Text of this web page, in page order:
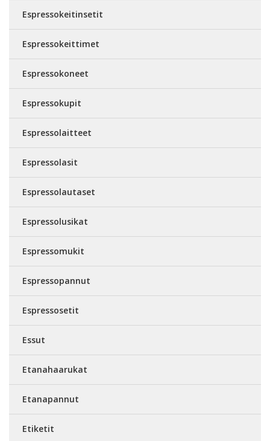
Espressokeitinsetit
Espressokeittimet
Espressokoneet
Espressokupit
Espressolaitteet
Espressolasit
Espressolautaset
Espressolusikat
Espressomukit
Espressopannut
Espressosetit
Essut
Etanahaarukat
Etanapannut
Etiketit